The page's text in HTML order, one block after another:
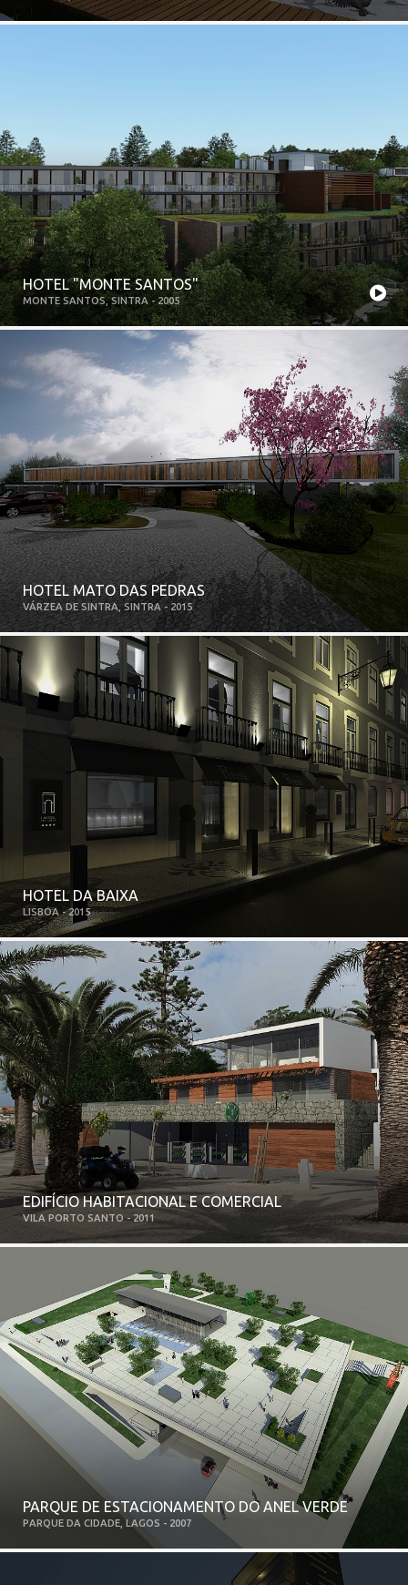
HOTEL "MONTE SANTOS"
MONTE SANTOS, SINTRA - 2005
HOTEL MATO DAS PEDRAS
VÁRZEA DE SINTRA, SINTRA - 2015
HOTEL DA BAIXA
LISBOA - 2015
EDIFÍCIO HABITACIONAL E COMERCIAL
VILA PORTO SANTO - 2011
PARQUE DE ESTACIONAMENTO DO ANEL VERDE
PARQUE DA CIDADE, LAGOS - 2007